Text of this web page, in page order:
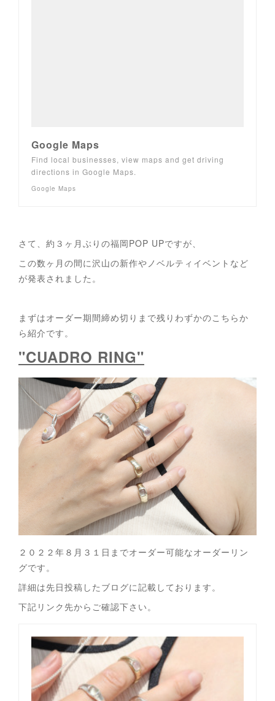
Google Maps
Find local businesses, view maps and get driving
directions in Google Maps.
Google Maps
さて、約３ヶ月ぶりの福岡POP UPですが、
この数ヶ月の間に沢山の新作やノベルティイベントなど
が発表されました。
まずはオーダー期間締め切りまで残りわずかのこちらか
ら紹介です。
"CUADRO RING"
２０２２年８月３１日までオーダー可能なオーダーリン
グです。
詳細は先日投稿したブログに記載しております。
下記リンク先からご確認下さい。